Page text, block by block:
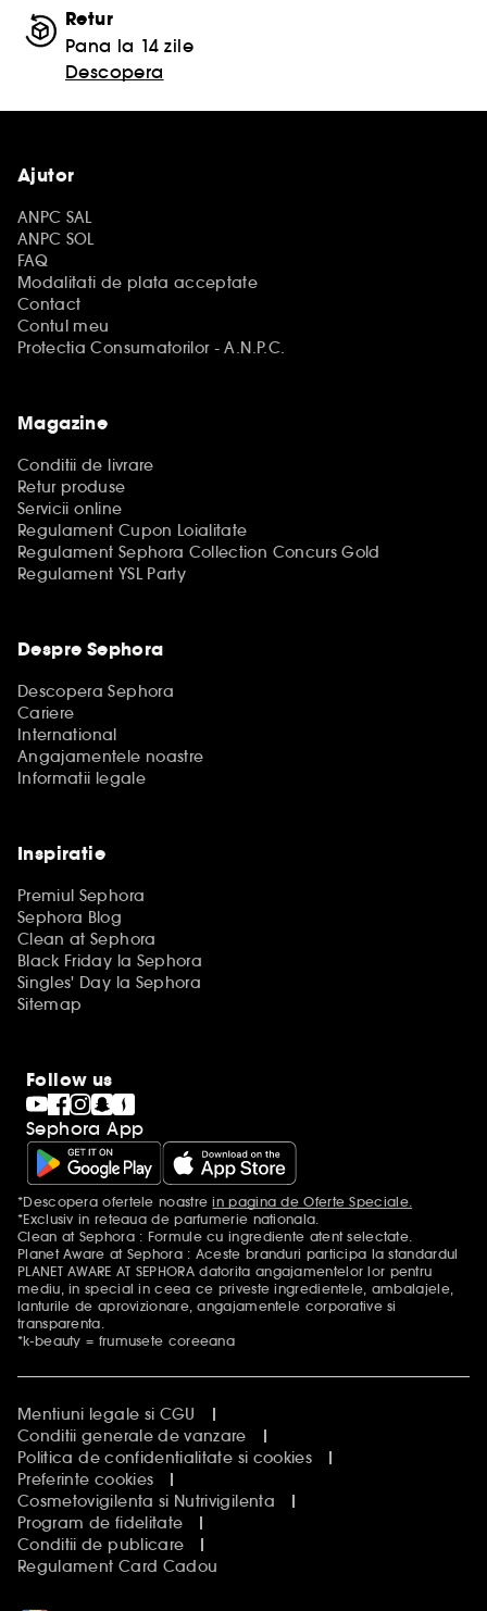
Retur
Pana la 14 zile
Descopera
Ajutor
ANPC SAL
ANPC SOL
FAQ
Modalitati de plata acceptate
Contact
Contul meu
Protectia Consumatorilor - A.N.P.C.
Magazine
Conditii de livrare
Retur produse
Servicii online
Regulament Cupon Loialitate
Regulament Sephora Collection Concurs Gold
Regulament YSL Party
Despre Sephora
Descopera Sephora
Cariere
International
Angajamentele noastre
Informatii legale
Inspiratie
Premiul Sephora
Sephora Blog
Clean at Sephora
Black Friday la Sephora
Singles' Day la Sephora
Sitemap
Follow us
Sephora App
Mentiuni aditionale
*Descopera ofertele noastrein pagina de Oferte Speciale.
*Exclusiv in reteaua de parfumerie nationala.
Clean at Sephora : Formule cu ingrediente atent selectate.
Planet Aware at Sephora : Aceste branduri participa la standardul
PLANET AWARE AT SEPHORA datorita angajamentelor lor pentru
mediu, in special in ceea ce priveste ingredientele, ambalajele,
lanturile de aprovizionare, angajamentele corporative si
transparenta.
*k-beauty = frumusete coreeana
Mentiuni legale si CGU
Conditii generale de vanzare
Politica de confidentialitate si cookies
Preferinte cookies
Cosmetovigilenta si Nutrivigilenta
Program de fidelitate
Conditii de publicare
Regulament Card Cadou